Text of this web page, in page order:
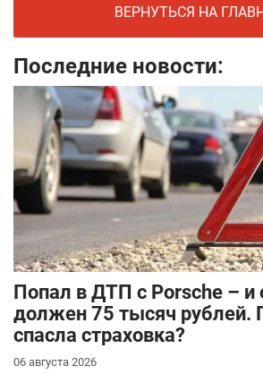
ВЕРНУТЬСЯ НА
Последние новости:
​Попал в ДТП с Porsche – и
должен 75 тысяч рублей.
спасла страховка?
06 августа 2026